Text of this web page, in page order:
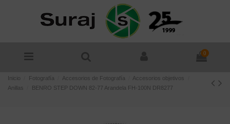
0
Inicio Fotografía Accesorios de Fotografía
Accesorios objetivos
Anillas
BENRO STEP DOWN 82-77 Arandela FH-100N DR8277